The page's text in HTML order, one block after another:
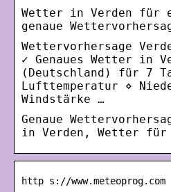
Wetter in Verden für
genaue
Wettervorhersage
✓ Genaues Wetter in
(Deutschland) für 7
Lufttemperatur ⋄
Windstärke …
Genaue
in Verden, Wetter für
http s://